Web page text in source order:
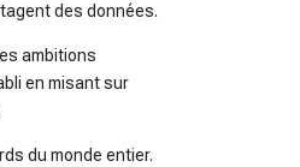
des données.
ambitions
en misant sur
du monde entier.